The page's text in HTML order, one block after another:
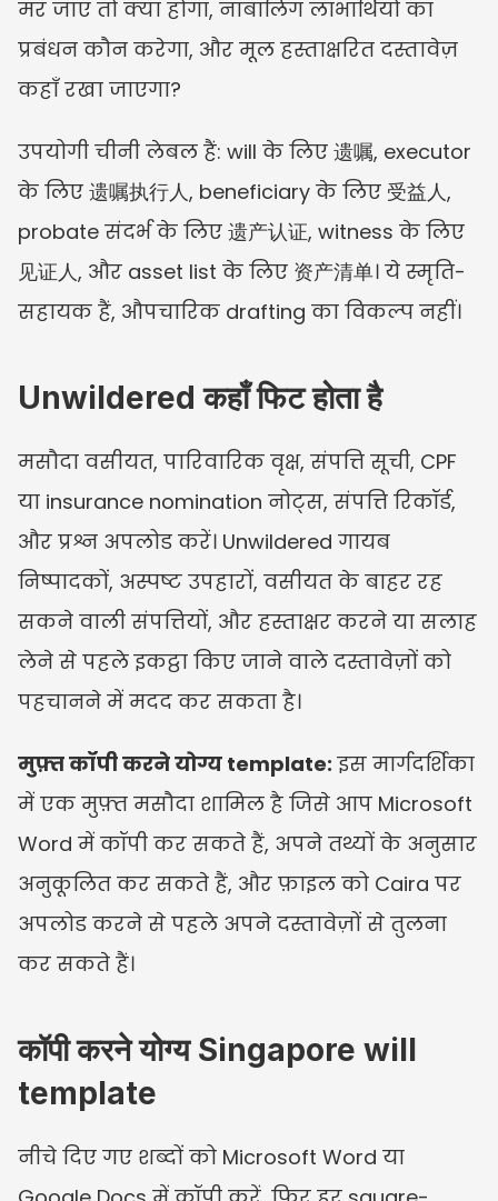
मर जाए तो क्या होगा, नाबालिग लाभार्थियों का
प्रबंधन कौन करेगा, और मूल हस्ताक्षरित दस्तावेज़
कहाँ रखा जाएगा?
उपयोगी चीनी लेबल हैं: will के लिए 遗嘱, executor
के लिए 遗嘱执行人, beneficiary के लिए 受益人,
probate संदर्भ के लिए 遗产认证, witness के लिए
见证人, और asset list के लिए 资产清单। ये स्मृति-
सहायक हैं, औपचारिक drafting का विकल्प नहीं।
Unwildered कहाँ फिट होता है
मसौदा वसीयत, पारिवारिक वृक्ष, संपत्ति सूची, CPF
या insurance nomination नोट्स, संपत्ति रिकॉर्ड,
और प्रश्न अपलोड करें। Unwildered गायब
निष्पादकों, अस्पष्ट उपहारों, वसीयत के बाहर रह
सकने वाली संपत्तियों, और हस्ताक्षर करने या सलाह
लेने से पहले इकट्ठा किए जाने वाले दस्तावेज़ों को
पहचानने में मदद कर सकता है।
मुफ़्त कॉपी करने योग्य template: इस मार्गदर्शिका
में एक मुफ़्त मसौदा शामिल है जिसे आप Microsoft
Word में कॉपी कर सकते हैं, अपने तथ्यों के अनुसार
अनुकूलित कर सकते हैं, और फ़ाइल को Caira पर
अपलोड करने से पहले अपने दस्तावेज़ों से तुलना
कर सकते हैं।
कॉपी करने योग्य Singapore will
template
नीचे दिए गए शब्दों को Microsoft Word या